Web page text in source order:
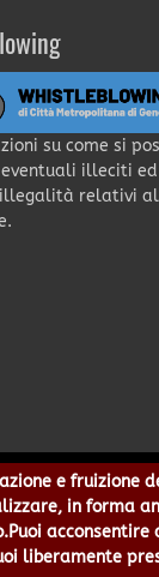
su come si
illeciti ed
relativi al
- P.Iva:
| P.E.C.:
Web|
e fruizione
in forma
acconsentire
liberamente